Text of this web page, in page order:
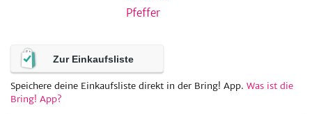
Pfeffer
Zur Einkaufsliste
Speichere deine Einkaufsliste direkt in der Bring! App. Was ist die
Bring! App?